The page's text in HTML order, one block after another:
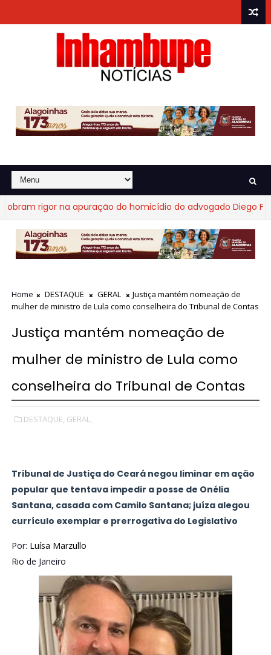
rigor na apuração do homicídio do advogado Diego Fraga
Home DESTAQUE GERAL
Justiça mantém nomeação de
mulher de ministro de Lula como conselheira do Tribunal de Contas
Justiça mantém nomeação de
mulher de ministro de Lula como
conselheira do Tribunal de Contas
DESTAQUE, GERAL,
Tribunal de Justiça do Ceará negou liminar em ação
popular que tentava impedir a posse de Onélia
Santana, casada com Camilo Santana; juíza alegou
currículo exemplar e prerrogativa do Legislativo
Por: Luísa Marzullo
Rio de Janeiro